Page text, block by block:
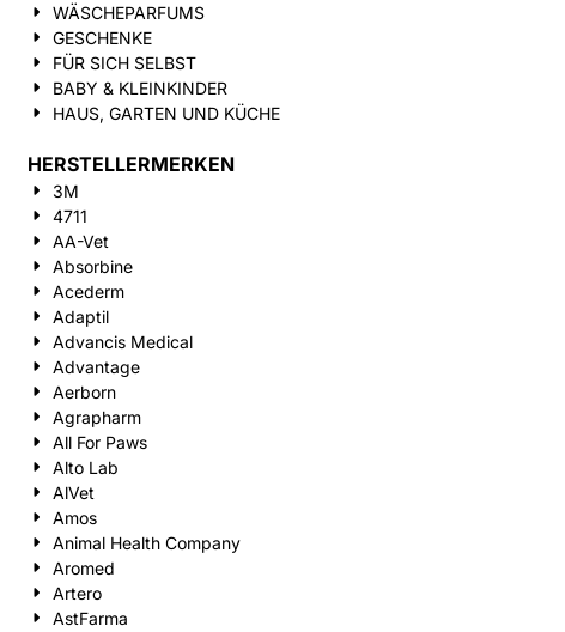
WÄSCHEPARFUMS
GESCHENKE
FÜR SICH SELBST
BABY & KLEINKINDER
HAUS, GARTEN UND KÜCHE
HERSTELLERMERKEN
3M
4711
AA-Vet
Absorbine
Acederm
Adaptil
Advancis Medical
Advantage
Aerborn
Agrapharm
All For Paws
Alto Lab
AlVet
Amos
Animal Health Company
Aromed
Artero
AstFarma